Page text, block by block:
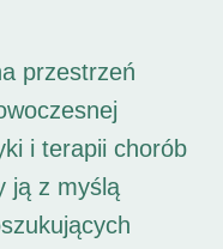
przestrzeń
i terapii chorób
ją z myślą